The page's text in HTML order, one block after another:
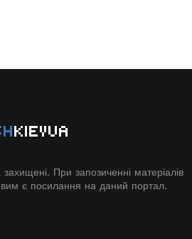
KIEVUA
захищені. При запозиченні матеріалів
є посилання на даний портал.